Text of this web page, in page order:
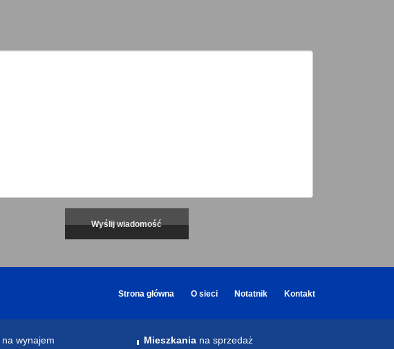
Strona główna O sieci Notatnik Kontakt
na wynajem
Mieszkania na sprzedaż